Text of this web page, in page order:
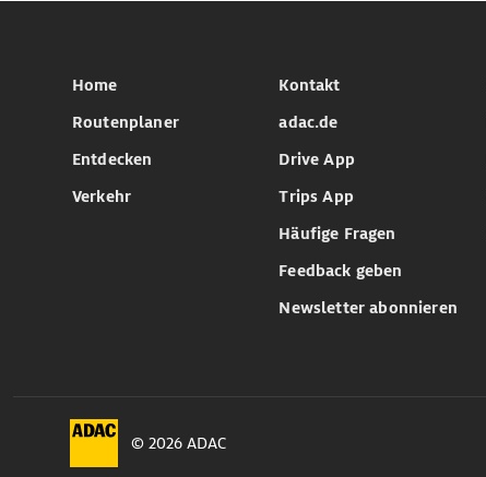
Home
Routenplaner
Entdecken
Verkehr
Kontakt
adac.de
Drive App
Trips App
Häufige Fragen
Feedback geben
Newsletter abonnieren
© 2026 ADAC